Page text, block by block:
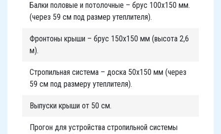
Балки половые и потолочные – брус 100х150 мм.
(через 59 см под размер утеплителя).
Фронтоны крыши – брус 150х150 мм (высота 2,6
м).
Стропильная система – доска 50х150 мм (через
59 см под размеру утеплителя).
Выпуски крыши от 50 см.
Прогон для устройства стропильной системы